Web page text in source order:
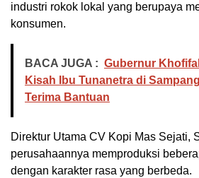
industri rokok lokal yang berupaya
konsumen.
BACA JUGA : Gubernur
Kisah Ibu Tunanetra di
Terima Bantuan
Direktur Utama CV Kopi Mas Sejati,
perusahaannya memproduksi
dengan karakter rasa yang berbeda.